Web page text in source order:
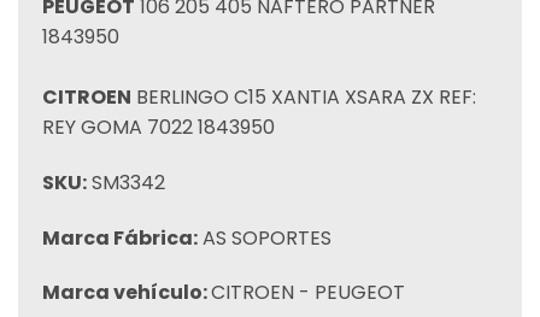
PEUGEOT 106 205 405 NAFTERO PARTNER
1843950
CITROEN BERLINGO C15 XANTIA XSARA ZX REF:
REY GOMA 7022 1843950
SKU:SM3342
Marca Fábrica:AS SOPORTES
Marca vehículo:CITROEN - PEUGEOT